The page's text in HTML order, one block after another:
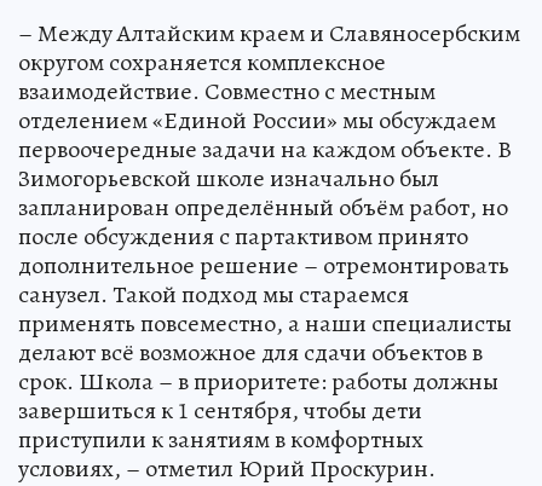
– Между Алтайским краем и Славяносербским
округом сохраняется комплексное
взаимодействие. Совместно с местным
отделением «Единой России» мы обсуждаем
первоочередные задачи на каждом объекте. В
Зимогорьевской школе изначально был
запланирован определённый объём работ, но
после обсуждения с партактивом принято
дополнительное решение – отремонтировать
санузел. Такой подход мы стараемся
применять повсеместно, а наши специалисты
делают всё возможное для сдачи объектов в
срок. Школа – в приоритете: работы должны
завершиться к 1 сентября, чтобы дети
приступили к занятиям в комфортных
условиях, – отметил Юрий Проскурин.